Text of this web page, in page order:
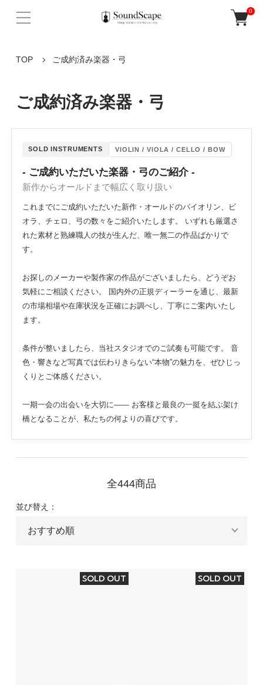
0
TOP ご成約済み楽器・弓
ご成約済み楽器・弓
SOLD INSTRUMENTS VIOLIN / VIOLA / CELLO / BOW
- ご成約いただいた楽器・弓のご紹介 -
新作からオールドまで幅広く取り扱い
これまでにご成約いただいた新作・オールドのバイオリン、ビ
オラ、チェロ、弓の数々をご紹介いたします。 いずれも厳選さ
れた素材と熟練職人の技が生んだ、唯一無二の作品ばかりで
す。
お探しのメーカーや製作家の作品がございましたら、どうぞお
気軽にご相談ください。 国内外の正規ディーラーを通じ、最新
の市場相場や在庫状況を正確にお調べし、丁寧にご案内いたし
ます。
条件が整いましたら、当社スタジオでのご試奏も可能です。 音
色・響きなど写真では伝わりきらない“本物”の魅力を、ぜひじっ
くりとご体感ください。
一期一会の出会いを大切に—— お客様と最良の一挺を結ぶ架け
橋となることが、私たちの何よりの喜びです。
全444商品
並び替え：
SOLD OUT SOLD OUT